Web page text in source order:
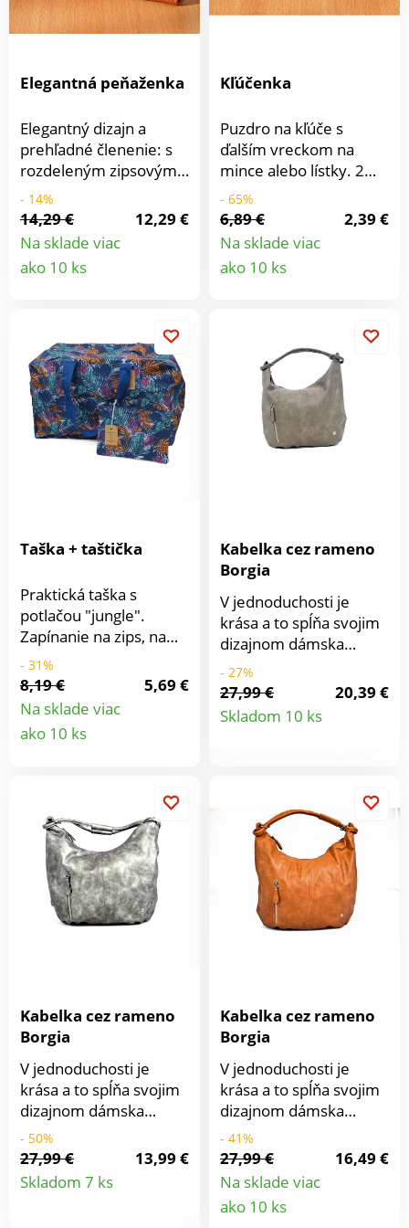
Elegantná peňaženka
Elegantný dizajn a
prehľadné členenie: s
rozdeleným zipsovým
vreckom na mince a
množstvom
priehradiek na
bankovky, platobné
karty a doklady.
- 14%
14,29 €
12,29 €
Na sklade viac
ako 10 ks
Kľúčenka
Puzdro na kľúče s
ďalším vreckom na
mince alebo lístky. 2
priehradky so
zapínaním na zips.
- 65%
6,89 €
2,39 €
Na sklade viac
ako 10 ks
Taška + taštička
Praktická taška s
potlačou "jungle".
Zapínanie na zips, na
boku vrecko. Navyše
dostanete malú
taštičku na drobnosti s
rovnakým motívom.
Recyklovaný materiál.
- 31%
8,19 €
5,69 €
Na sklade viac
ako 10 ks
Kabelka cez rameno
Borgia
V jednoduchosti je
krása a to spĺňa svojim
dizajnom dámska
shopper kabelka.
Svojim priestranným
vnútrom patrí medzi
obzvlášť obľúbené
najlepším spoločníkom.
Kabelka má na prednej
strane horizontálne
vrecko na zips. Ucho
dlhé 46 cm umožňuje
veľmi pohodlné
nosenie cez rameno aj
bočnej strane nájdete
vrecko so zipsovým
uzáverom a na
protiľahlej strane dve
otvorené vrecká na
kľúče a iné
drobnosti.Ponúkame v
ďalších troch farebných
prevedeniach Materiál
polyester Rozmery
- 27%
27,99 €
20,39 €
Skladom 10 ks
Detail
Kabelka cez rameno
Borgia
V jednoduchosti je
krása a to spĺňa svojim
dizajnom dámska
shopper kabelka.
Svojim priestranným
vnútrom patrí medzi
obzvlášť obľúbené
- 50%
27,99 €
13,99 €
Skladom 7 ks
Detail
Kabelka cez rameno
Borgia
V jednoduchosti je
krása a to spĺňa svojim
dizajnom dámska
shopper kabelka.
Svojim priestranným
vnútrom patrí medzi
obzvlášť obľúbené
kúsky. Do práce, na
- 41%
27,99 €
16,49 €
Na sklade viac
ako 10 ks